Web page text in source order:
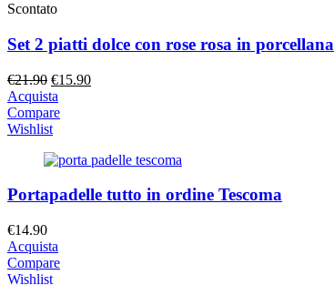
Scontato
Set 2 piatti dolce con rose rosa in porcellana
€21.90 Il
prezzo
originale
era:
€15.90Il
Acquista
Compare
Wishlist
Portapadelle tutto in ordine Tescoma
€14.90
Acquista
Compare
Wishlist